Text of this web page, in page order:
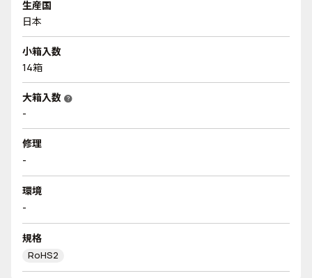
生産国
日本
小箱入数
14箱
大箱入数 help
-
修理
-
環境
-
規格
RoHS2